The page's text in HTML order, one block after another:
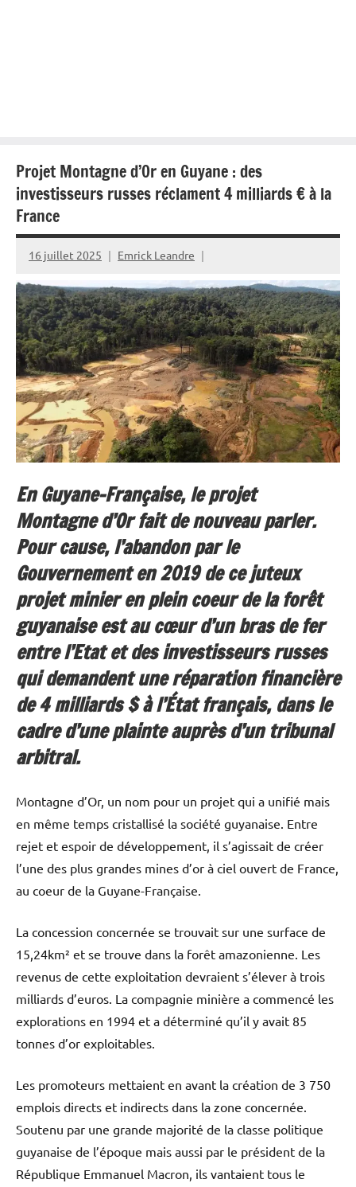
Projet Montagne d’Or en Guyane : des
investisseurs russes réclament 4 milliards € à la
France
16 juillet 2025 Emrick Leandre
En Guyane-Française, le projet
Montagne d’Or fait de nouveau parler.
Pour cause, l’abandon par le
Gouvernement en 2019 de ce juteux
projet minier en plein coeur de la forêt
guyanaise est au cœur d’un bras de fer
entre l’Etat et des investisseurs russes
qui demandent une réparation financière
de 4 milliards $ à l’État français, dans le
cadre d’une plainte auprès d’un tribunal
arbitral.
Montagne d’Or, un nom pour un projet qui a unifié mais
en même temps cristallisé la société guyanaise. Entre
rejet et espoir de développement, il s’agissait de créer
l’une des plus grandes mines d’or à ciel ouvert de France,
au coeur de la Guyane-Française.
La concession concernée se trouvait sur une surface de
15,24km² et se trouve dans la forêt amazonienne. Les
revenus de cette exploitation devraient s’élever à trois
milliards d’euros. La compagnie minière a commencé les
explorations en 1994 et a déterminé qu’il y avait 85
tonnes d’or exploitables.
Les promoteurs mettaient en avant la création de 3 750
emplois directs et indirects dans la zone concernée.
Soutenu par une grande majorité de la classe politique
guyanaise de l’époque mais aussi par le président de la
République Emmanuel Macron, ils vantaient tous le